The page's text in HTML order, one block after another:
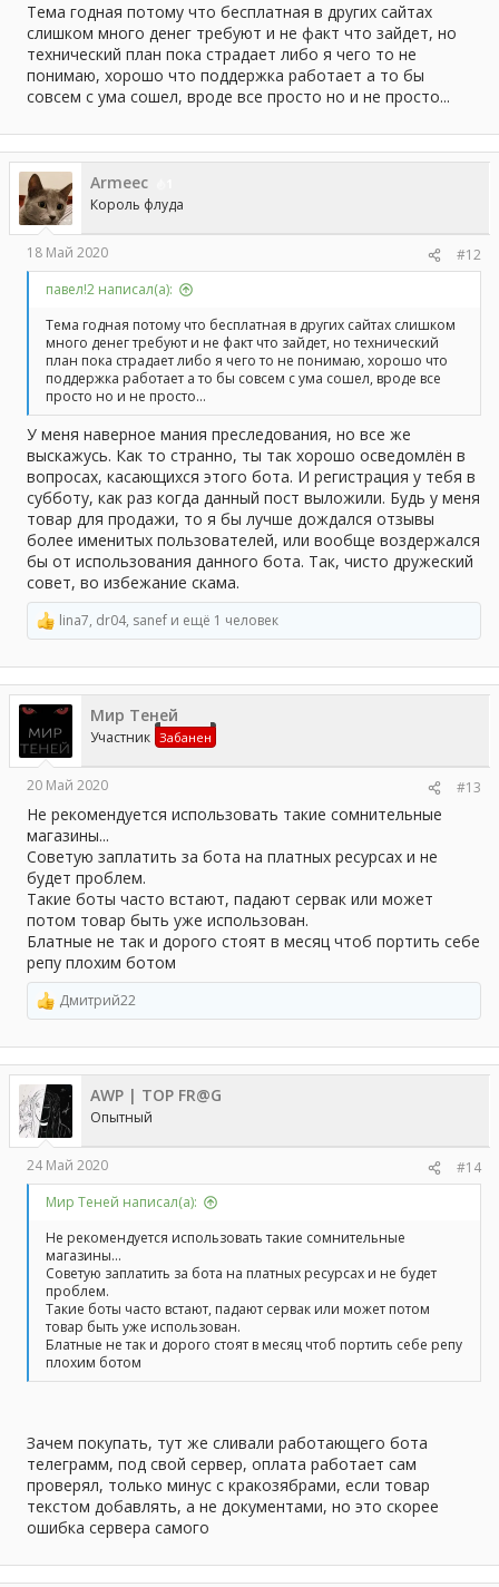
Тема годная потому что бесплатная в других сайтах
слишком много денег требуют и не факт что зайдет, но
технический план пока страдает либо я чего то не
понимаю, хорошо что поддержка работает а то бы
совсем с ума сошел, вроде все просто но и не просто...
Armeec
Король флуда
18 Май 2020
#12
павел!2 написал(а):
Тема годная потому что бесплатная в других сайтах слишком
много денег требуют и не факт что зайдет, но технический
план пока страдает либо я чего то не понимаю, хорошо что
поддержка работает а то бы совсем с ума сошел, вроде все
просто но и не просто...
У меня наверное мания преследования, но все же
выскажусь. Как то странно, ты так хорошо осведомлён в
вопросах, касающихся этого бота. И регистрация у тебя в
субботу, как раз когда данный пост выложили. Будь у меня
товар для продажи, то я бы лучше дождался отзывы
более именитых пользователей, или вообще воздержался
бы от использования данного бота. Так, чисто дружеский
совет, во избежание скама.
Р
е
а
к
ц
и
и
:
lina7, dr04, sanef и ещё 1 человек
Мир Теней
Участник Забанен
20 Май 2020 #13
Не рекомендуется использовать такие сомнительные
магазины...
Советую заплатить за бота на платных ресурсах и не
будет проблем.
Такие боты часто встают, падают сервак или может
потом товар быть уже использован.
Блатные не так и дорого стоят в месяц чтоб портить себе
репу плохим ботом
Р
е
а
к
ц
и
и
:
Дмитрий22
AWP | TOP FR@G
Опытный
24 Май 2020
#14
Мир Теней написал(а):
Не рекомендуется использовать такие сомнительные
магазины...
Советую заплатить за бота на платных ресурсах и не будет
проблем.
Такие боты часто встают, падают сервак или может потом
товар быть уже использован.
Блатные не так и дорого стоят в месяц чтоб портить себе репу
плохим ботом
Зачем покупать, тут же сливали работающего бота
телеграмм, под свой сервер, оплата работает сам
проверял, только минус с кракозябрами, если товар
текстом добавлять, а не документами, но это скорее
ошибка сервера самого